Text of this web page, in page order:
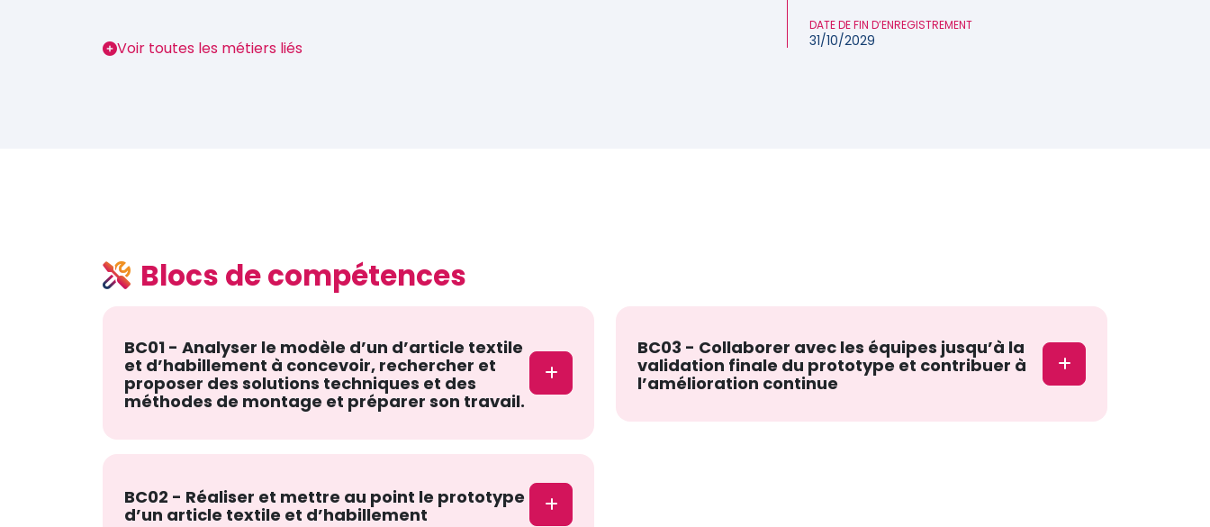
Voir toutes les métiers liés
DATE DE FIN D’ENREGISTREMENT
31/10/2029
Blocs de compétences
BC01 - Analyser le modèle d’un d’article textile
et d’habillement à concevoir, rechercher et
proposer des solutions techniques et des
méthodes de montage et préparer son travail.
BC02 - Réaliser et mettre au point le prototype
d’un article textile et d’habillement
BC03 - Collaborer avec les équipes jusqu’à la
validation finale du prototype et contribuer à
l’amélioration continue